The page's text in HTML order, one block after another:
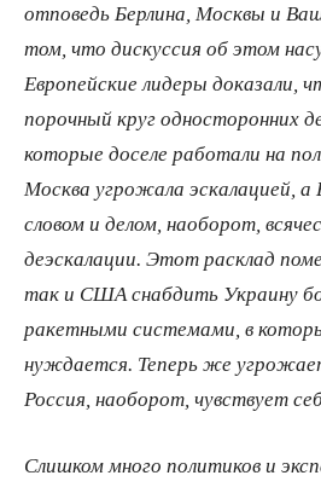
отповедь Берлина, Москвы и
том, что дискуссия об этом
Европейские лидеры доказали,
порочный круг односторонних
которые доселе работали на
Москва угрожала эскалацией, а
словом и делом, наоборот,
деэскалации. Этот расклад
так и США снабдить Украину
ракетными системами, в
нуждается. Теперь же
Россия, наоборот, чувствует
Слишком много политиков и